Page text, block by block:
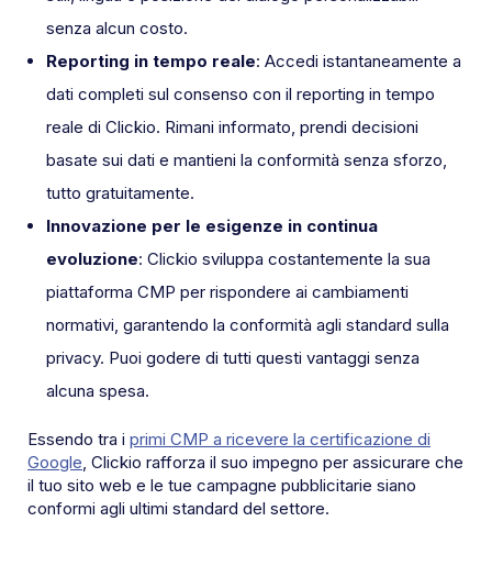
senza alcun costo.
Reporting in tempo reale: Accedi istantaneamente a
dati completi sul consenso con il reporting in tempo
reale di Clickio. Rimani informato, prendi decisioni
basate sui dati e mantieni la conformità senza sforzo,
tutto gratuitamente.
Innovazione per le esigenze in continua
evoluzione: Clickio sviluppa costantemente la sua
piattaforma CMP per rispondere ai cambiamenti
normativi, garantendo la conformità agli standard sulla
privacy. Puoi godere di tutti questi vantaggi senza
alcuna spesa.
Essendo tra i primi CMP a ricevere la certificazione di
Google, Clickio rafforza il suo impegno per assicurare che
il tuo sito web e le tue campagne pubblicitarie siano
conformi agli ultimi standard del settore.